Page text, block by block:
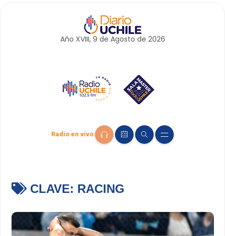
Año XVIII, 9 de Agosto de 2026
Radio en vivo
CLAVE: RACING